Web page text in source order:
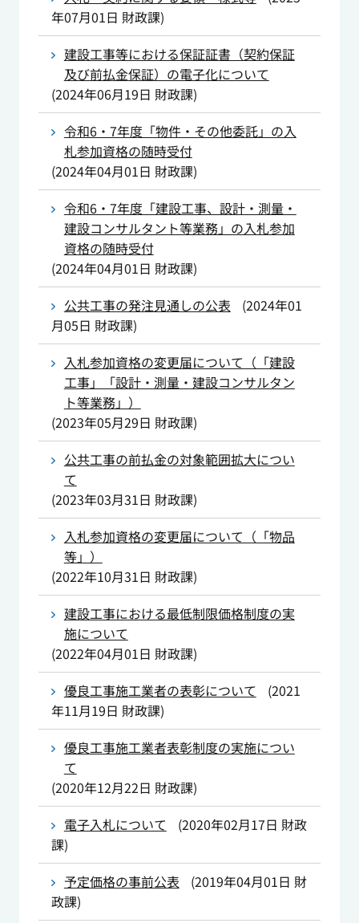
年07月01日 財政課)
建設工事等における保証証書（契約保証
及び前払金保証）の電子化について
(2024年06月19日 財政課)
令和6・7年度「物件・その他委託」の入
札参加資格の随時受付
(2024年04月01日 財政課)
令和6・7年度「建設工事、設計・測量・
建設コンサルタント等業務」の入札参加
資格の随時受付
(2024年04月01日 財政課)
公共工事の発注見通しの公表
(2024年01
月05日 財政課)
入札参加資格の変更届について（「建設
工事」「設計・測量・建設コンサルタン
ト等業務」）
(2023年05月29日 財政課)
公共工事の前払金の対象範囲拡大につい
て
(2023年03月31日 財政課)
入札参加資格の変更届について（「物品
等」）
(2022年10月31日 財政課)
建設工事における最低制限価格制度の実
施について
(2022年04月01日 財政課)
優良工事施工業者の表彰について
(2021
年11月19日 財政課)
優良工事施工業者表彰制度の実施につい
て
(2020年12月22日 財政課)
電子入札について
(2020年02月17日 財政
課)
予定価格の事前公表
(2019年04月01日 財
政課)